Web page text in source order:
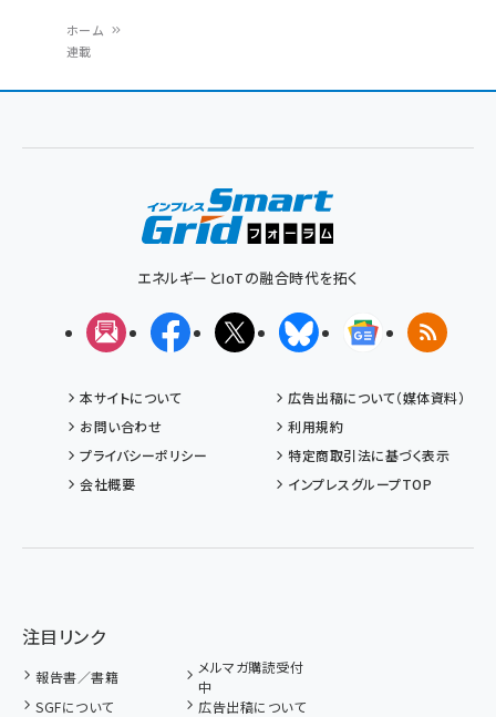
く
ホーム
連載
エネルギーとIoTの融合時代を拓く
メルマガFacebookX(エックス)BlueskyGoogleニュ
RSS
本サイトについて
広告出稿について（媒体資料）
お問い合わせ
利用規約
プライバシーポリシー
特定商取引法に基づく表示
会社概要
インプレスグループTOP
注目リンク
報告書／書籍
メルマガ購読受付
中
SGFについて
広告出稿について